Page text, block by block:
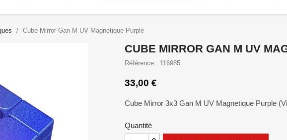
Cube Mirror Gan M UV Magnetique Purple
CUBE MIRROR GAN M UV
Référence : 116985
33,00 €
Cube Mirror 3x3 Gan M UV Magnetique Purple
Quantité